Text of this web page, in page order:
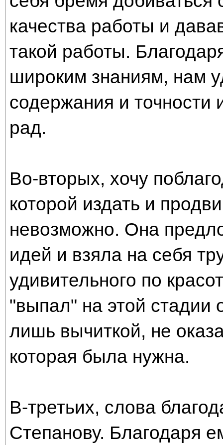
качества работы и
такой работы.
широким знаниям, нам
содержания и точности
рад.
Во-вторых, хочу
которой издать и
невозможно. Она
идей и взяла на себя
удивительного по
"выпал" на этой стадии
лишь вычиткой, не
которая была нужна.
В-третьих, слова
Степанову. Благодаря